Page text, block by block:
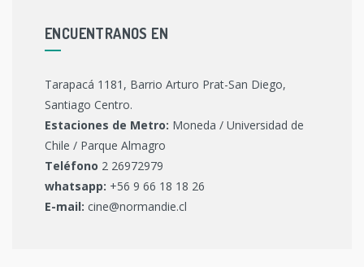
ENCUENTRANOS EN
Tarapacá 1181, Barrio Arturo Prat-San Diego,
Santiago Centro.
Estaciones de Metro: Moneda / Universidad de
Chile / Parque Almagro
Teléfono 2 26972979
whatsapp: +56 9 66 18 18 26
E-mail: cine@normandie.cl